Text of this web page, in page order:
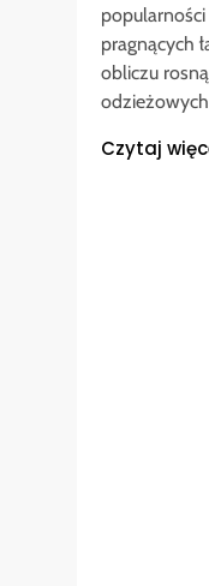
pragnących
obliczu
Czytaj